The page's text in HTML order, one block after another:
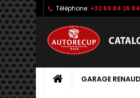
Téléphone: +32 69 84 26 84
GARAGE